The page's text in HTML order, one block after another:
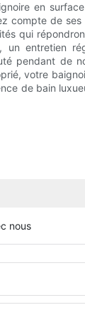
en
compte de
qui
un entretien
pendant de
votre
de bain
nous